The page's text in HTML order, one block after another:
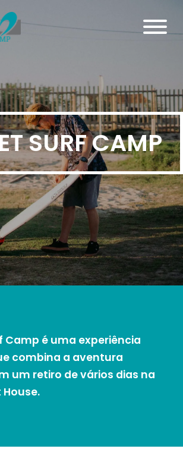
SURF CAMP
Camp é uma experiência
combina a aventura
um retiro de vários dias na